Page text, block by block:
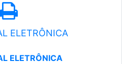
ELETRÔNICA
ELETRÔNICA